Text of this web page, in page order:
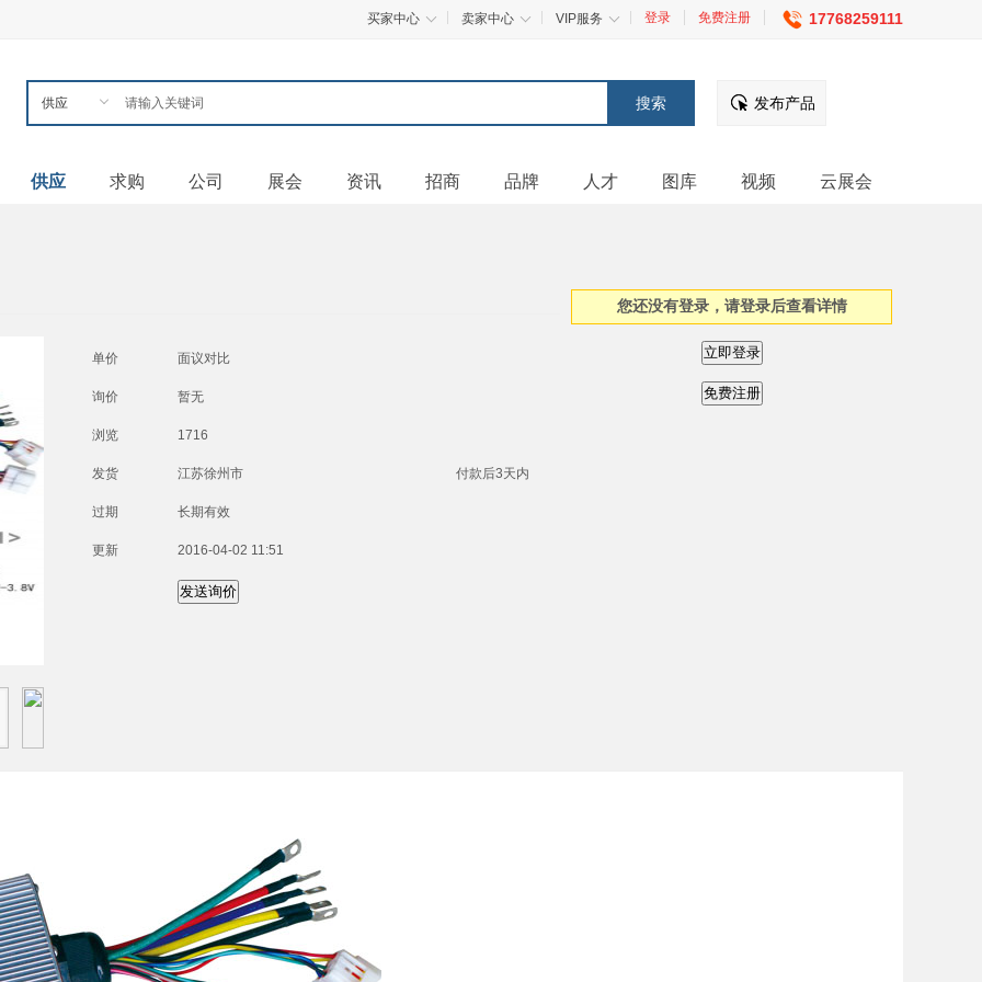
买家中心 卖家中心 VIP服务 登录 免费注册 17768259111
发布产品
供应 求购 公司 展会 资讯 招商 品牌 人才 图库 视频 云展会
单价 面议对比
询价 暂无
浏览 1716
发货 江苏徐州市 付款后3天内
过期 长期有效
更新 2016-04-02 11:51
您还没有登录，请登录后查看详情